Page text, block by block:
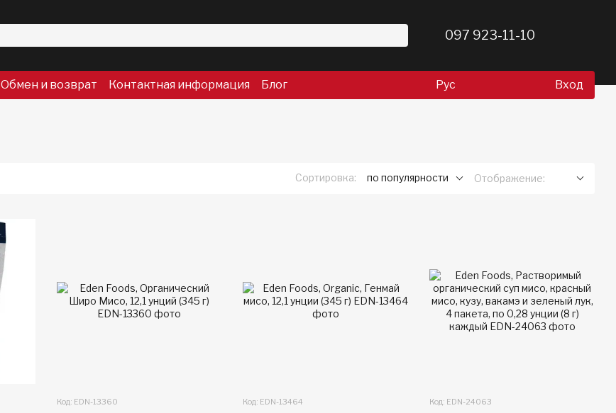
097 923-11-10
Обмен и возврат Контактная информация Блог Рус Вход
Сортировка: по популярности Отображение:
Код: EDN-13360 Код: EDN-13464 Код: EDN-24063